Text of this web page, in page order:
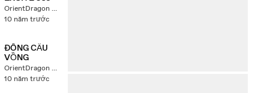
OrientDragon Production
10 năm trước
ĐÔNG CẦU
VỒNG
OrientDragon Production
10 năm trước